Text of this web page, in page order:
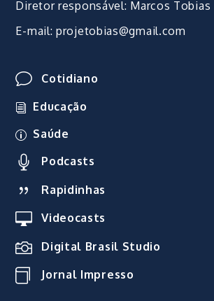
Diretor responsável: Marcos Tobias
E-mail: projetobias@gmail.com
Cotidiano
Educação
Saúde
Podcasts
Rapidinhas
Videocasts
Digital Brasil Studio
Jornal Impresso